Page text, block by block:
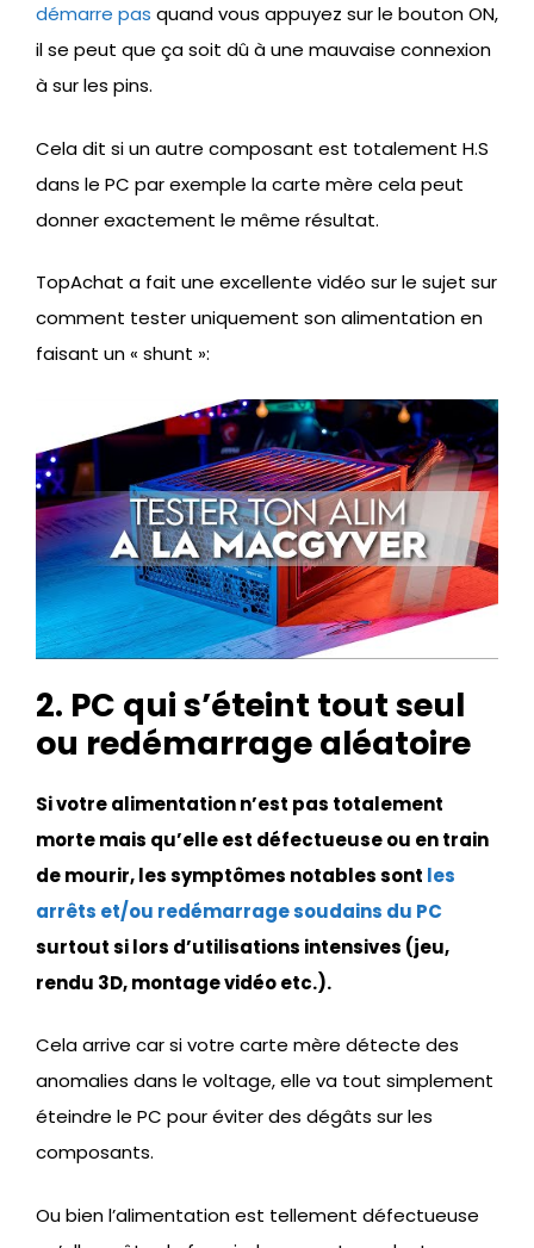
démarre pas quand vous appuyez sur le bouton ON,
il se peut que ça soit dû à une mauvaise connexion
à sur les pins.
Cela dit si un autre composant est totalement H.S
dans le PC par exemple la carte mère cela peut
donner exactement le même résultat.
TopAchat a fait une excellente vidéo sur le sujet sur
comment tester uniquement son alimentation en
faisant un « shunt »:
2. PC qui s’éteint tout seul
ou redémarrage aléatoire
Si votre alimentation n’est pas totalement
morte mais qu’elle est défectueuse ou en train
de mourir, les symptômes notables sont les
arrêts et/ou redémarrage soudains du PC
surtout si lors d’utilisations intensives (jeu,
rendu 3D, montage vidéo etc.).
Cela arrive car si votre carte mère détecte des
anomalies dans le voltage, elle va tout simplement
éteindre le PC pour éviter des dégâts sur les
composants.
Ou bien l’alimentation est tellement défectueuse